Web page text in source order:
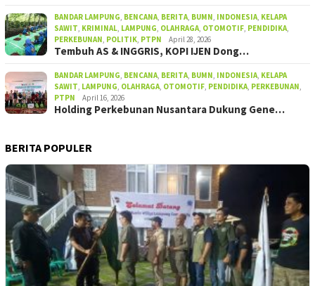
BANDAR LAMPUNG, BENCANA, BERITA, BUMN, INDONESIA, KELAPA
SAWIT, KRIMINAL, LAMPUNG, OLAHRAGA, OTOMOTIF, PENDIDIKA,
PERKEBUNAN, POLITIK, PTPN April 28, 2026
Tembuh AS & INGGRIS, KOPI IJEN Dong…
BANDAR LAMPUNG, BENCANA, BERITA, BUMN, INDONESIA, KELAPA
SAWIT, LAMPUNG, OLAHRAGA, OTOMOTIF, PENDIDIKA, PERKEBUNAN,
PTPN
April 16, 2026
Holding Perkebunan Nusantara Dukung Gene…
BERITA POPULER